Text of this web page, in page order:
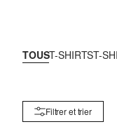
TOUST-SHIRTST-
Filtrer et trier